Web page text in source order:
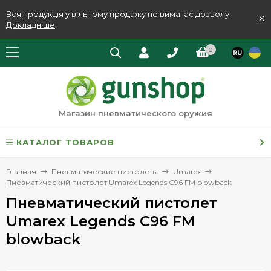
Вся продукція у вільному продажу не вимагає дозволу.
Докладніше
×
0
Магазин пневматического оружия
КАТАЛОГ ТОВАРОВ
Главная Пневматические пистолеты
Umarex
Пневматический пистолет Umarex Legends C96 FM blowback
Пневматический пистолет
Umarex Legends C96 FM
blowback